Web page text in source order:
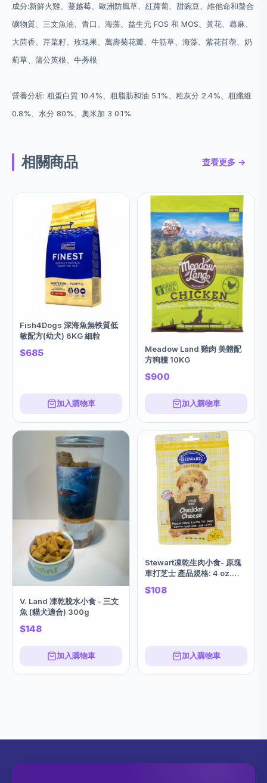
成分:新鮮火雞、蔓越莓、歐洲防風草、紅蘿蔔、甜豌豆、維他命和螯合
礦物質、三文魚油、青口、海藻、益生元 FOS 和 MOS、黃花、蕁麻、
大茴香、芹菜籽、玫瑰果、萬壽菊花瓣、牛筋草、海藻、紫花苜蓿、奶
薊草、蒲公英根、牛蒡根
營養分析: 粗蛋白質 10.4%、粗脂肪和油 5.1%、粗灰分 2.4%、粗纖維
0.8%、水分 80%、奧米加 3 0.1%
相關商品 查看更多 →
Fish4Dogs 深海魚無軼質低
敏配方(幼犬) 6KG 細粒
$685
加入購物車
Meadow Land 雞肉 美體配
方狗糧 10KG
$900
加入購物車
V. Land 凍乾脫水小食 - 三文
魚 (貓犬適合) 300g
$148
加入購物車
Stewart凍乾生肉小食- 原塊
車打芝士 產品規格: 4 oz.
(110 g)
$108
加入購物車